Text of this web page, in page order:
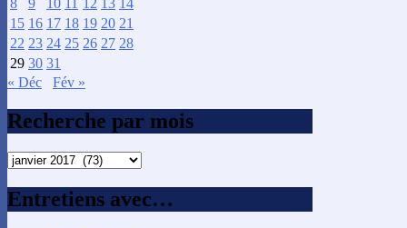
15 16 17 18 19 20 21
22 23 24 25 26 27 28
29 30 31
« Déc
Fév »
Recherche par mois
Recherche
mois
Entretiens avec…